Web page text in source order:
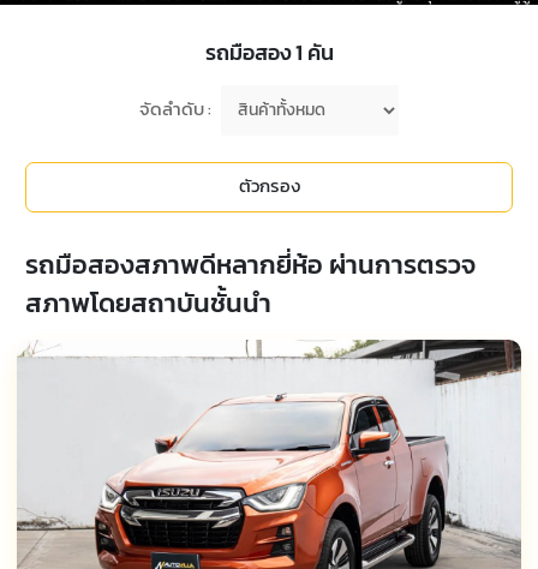
รถมือสอง1 คัน
จัดลำดับ :
ตัวกรอง
รถมือสองสภาพดีหลากยี่ห้อ ผ่านการตรวจ
สภาพโดยสถาบันชั้นนำ